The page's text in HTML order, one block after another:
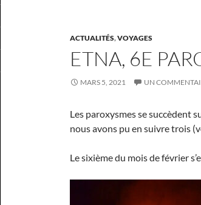
ACTUALITÉS,VOYAGES
ETNA, 6E
MARS 5, 2021 UN
Les paroxysmes se succèdent
nous avons pu en suivre trois
Le sixième du mois de février